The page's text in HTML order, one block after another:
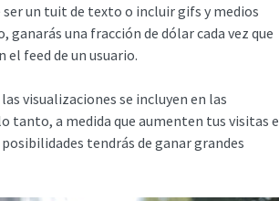
ser un tuit de texto o incluir gifs y medios
ganarás una fracción de dólar cada vez que
el feed de un usuario.
visualizaciones se incluyen en las
tanto, a medida que aumenten tus visitas e
tendrás de ganar grandes